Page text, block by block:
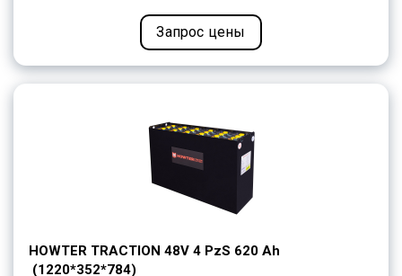
Запрос цены
HOWTER TRACTION 48V 4 PzS 620 Ah
(1220*352*784)